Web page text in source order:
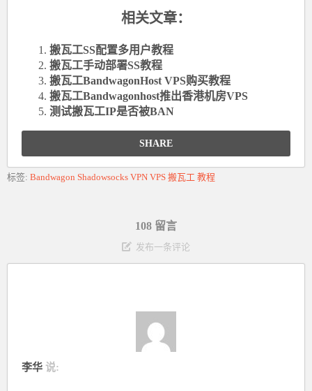
相关文章：
搬瓦工SS配置多用户教程
搬瓦工手动部署SS教程
搬瓦工BandwagonHost VPS购买教程
搬瓦工Bandwagonhost推出香港机房VPS
测试搬瓦工IP是否被BAN
SHARE
标签: Bandwagon Shadowsocks VPN VPS 搬瓦工 教程
108 留言
发布一条评论
李华 说: